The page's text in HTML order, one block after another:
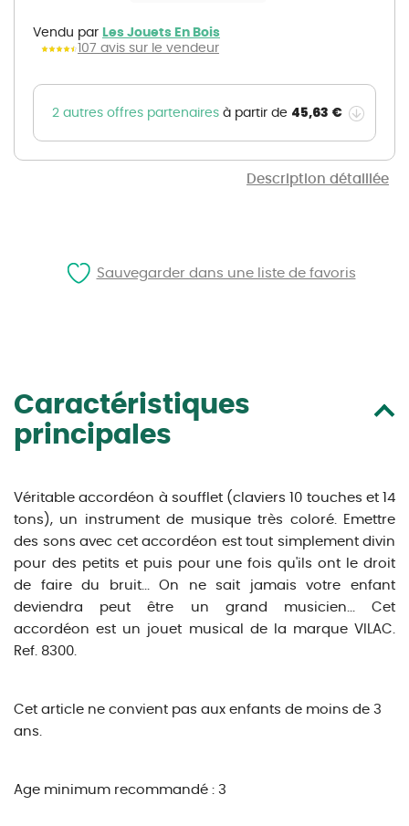
Description détaillée
gallery
Vendu par Les Jouets En Bois
107 avis sur le vendeur
2 autres offres partenaires à partir de 45,63 €
Caractéristiques
principales
Véritable accordéon à soufflet (claviers 10 touches et 14
tons), un instrument de musique très coloré. Emettre
des sons avec cet accordéon est tout simplement divin
pour des petits et puis pour une fois qu'ils ont le droit
de faire du bruit... On ne sait jamais votre enfant
deviendra peut être un grand musicien... Cet
accordéon est un jouet musical de la marque VILAC.
Ref. 8300.
Cet article ne convient pas aux enfants de moins de 3
ans.
Age minimum recommandé : 3
Sauvegarder dans une liste de favoris